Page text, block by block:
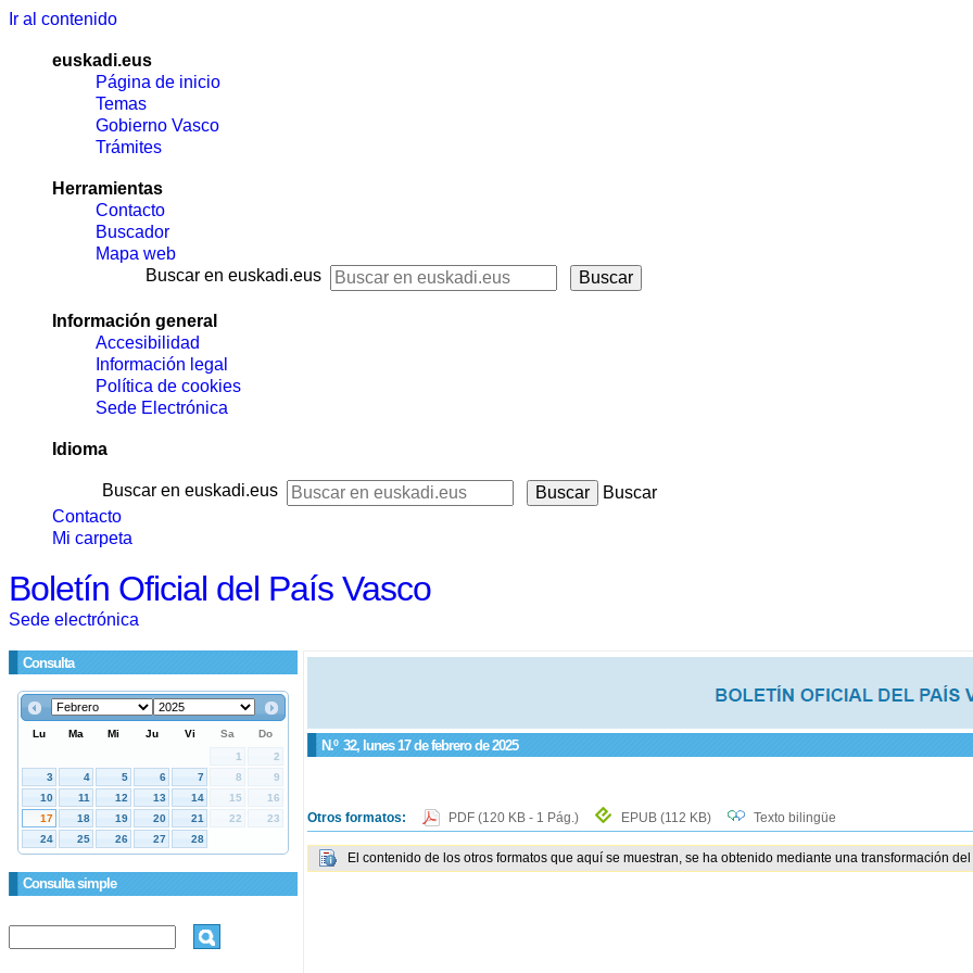
Ir al contenido
euskadi.eus
Página de inicio
Temas
Gobierno Vasco
Trámites
Herramientas
Contacto
Buscador
Mapa web
Buscar en euskadi.eus
Información general
Accesibilidad
Información legal
Política de cookies
Sede Electrónica
Idioma
Buscar en euskadi.eus
Buscar
Contacto
Mi carpeta
Boletín Oficial del País Vasco
Sede electrónica
Consulta
Consulta simple
N.º 32, lunes 17 de febrero de 2025
Otros formatos: PDF (120 KB - 1 Pág.) EPUB (112 KB) Texto bilingüe
El contenido de los otros formatos que aquí se muestran, se ha obtenido mediante una transformación